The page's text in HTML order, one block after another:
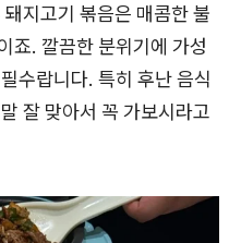
지고기 볶음은 매콤한 불
죠. 깔끔한 분위기에 가성
수랍니다. 특히 후난 음식
잘 맞아서 꼭 가보시라고